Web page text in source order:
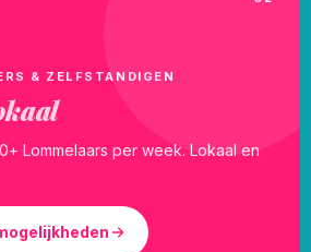
& ZELFSTANDIGEN
Lommelaars per week. Lokaal en